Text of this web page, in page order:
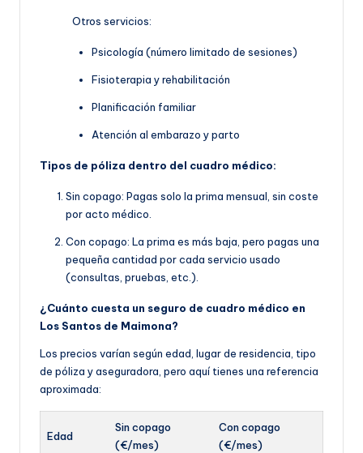
Otros servicios:
Psicología (número limitado de sesiones)
Fisioterapia y rehabilitación
Planificación familiar
Atención al embarazo y parto
Tipos de póliza dentro del cuadro médico:
Sin copago: Pagas solo la prima mensual, sin coste
por acto médico.
Con copago: La prima es más baja, pero pagas una
pequeña cantidad por cada servicio usado
(consultas, pruebas, etc.).
¿Cuánto cuesta un seguro de cuadro médico en
Los Santos de Maimona?
Los precios varían según edad, lugar de residencia, tipo
de póliza y aseguradora, pero aquí tienes una referencia
aproximada:
Edad
Sin copago
(€/mes)
Con copago
(€/mes)